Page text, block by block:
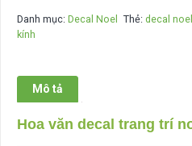
noel
số
lượng
Danh mục: Decal Noel Thẻ:decal noel
kính
Mô tả
Hoa văn decal trang trí